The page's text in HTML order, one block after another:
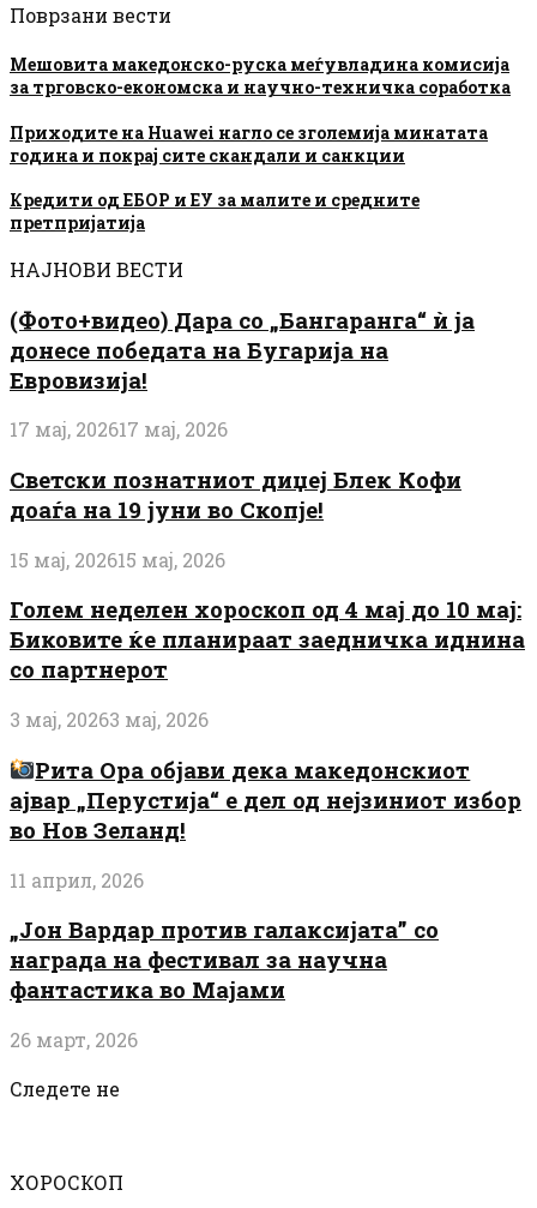
Поврзани вести
Мешовита македонско-руска меѓувладина комисија
за трговско-економска и научно-техничка соработка
Приходите на Huawei нагло се зголемија минатата
година и покрај сите скандали и санкции
Кредити од ЕБОР и ЕУ за малите и средните
претпријатија
НАЈНОВИ ВЕСТИ
(Фото+видео) Дара со „Бангаранга“ ѝ ја
донесе победата на Бугарија на
Евровизија!
17 мај, 202617 мај, 2026
Светски познатниот диџеј Блек Кофи
доаѓа на 19 јуни во Скопје!
15 мај, 202615 мај, 2026
Голем неделен хороскоп од 4 мај до 10 мај:
Биковите ќе планираат заедничка иднина
со партнерот
3 мај, 20263 мај, 2026
Рита Ора објави дека македонскиот
ајвар „Перустија“ е дел од нејзиниот избор
во Нов Зеланд!
11 април, 2026
„Јон Вардар против галаксијата” со
награда на фестивал за научна
фантастика во Мајами
26 март, 2026
Следете не
ХОРОСКОП